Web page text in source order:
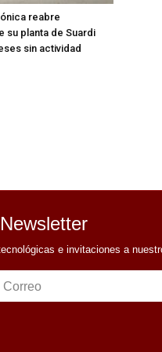
reabre
su planta de Suardi
sin actividad
e invitaciones a
Correo